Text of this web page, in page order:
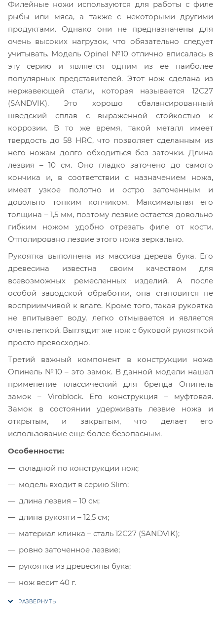
Филейные ножи используются для работы с филе
рыбы или мяса, а также с некоторыми другими
продуктами. Однако они не предназначены для
очень высоких нагрузок, что обязательно следует
учитывать. Модель Opinel №10 отлично вписалась в
эту серию и является одним из ее наиболее
популярных представителей. Этот нож сделана из
нержавеющей стали, которая называется 12С27
(SANDVIK). Это хорошо сбалансированный
шведский сплав с выраженной стойкостью к
коррозии. В то же время, такой металл имеет
твердость до 58 HRC, что позволяет сделанным из
него ножам долго обходиться без заточки. Длина
лезвия – 10 см. Оно гладко заточено до самого
кончика и, в соответствии с назначением ножа,
имеет узкое полотно и остро заточенным и
довольно тонким кончиком. Максимальная его
толщина – 1,5 мм, поэтому лезвие остается довольно
гибким ножом удобно отрезать филе от кости.
Отполировано лезвие этого ножа зеркально.
Рукоятка выполнена из массива дерева бука. Его
древесина известна своим качеством для
всевозможных ремесленных изделий. А после
особой заводской обработки, она становится не
восприимчивой к влаге. Кроме того, такая рукоятка
не впитывает воду, легко отмывается и является
очень легкой. Выглядит же нож с буковой рукояткой
просто превосходно.
Третий важный компонент в конструкции ножа
Опинель №10 – это замок. В данной модели нашел
применение классический для бренда Опинель
замок – Viroblock. Его конструкция – муфтовая.
Замок в состоянии удерживать лезвие ножа и
открытым, и закрытым, что делает его
использование еще более безопасным.
Особенности:
складной по конструкции нож;
модель входит в серию Slim;
длина лезвия – 10 см;
длина рукояти – 12,5 см;
материал клинка – сталь 12С27 (SANDVIK);
ровно заточенное лезвие;
рукоятка из древесины бука;
нож весит 40 г.